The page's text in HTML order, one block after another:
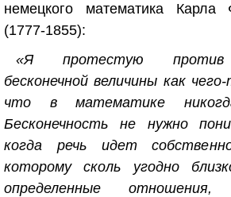
немецкого математика Карла
(1777-1855):
«Я протестую против
бесконечной величины как
что в математике
Бесконечность не нужно
когда речь идет
которому сколь угодно
определенные